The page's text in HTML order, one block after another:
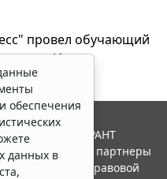
провел обучающий
Искра
обеспечения
данных в
Система ГАРАНТ
"Гарант" и ее партнеры
ассоциации правовой